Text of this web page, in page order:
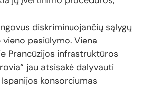
diskriminuojančių sąlygų
pasiūlymo. Viena
Prancūzijos infrastruktūros
jau atsisakė dalyvauti
konsorciumas